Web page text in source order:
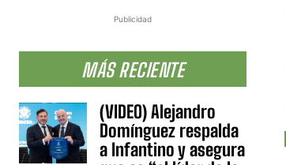
Publicidad
MÁS RECIENTE
(VIDEO) Alejandro
Domínguez respalda
a Infantino y asegura